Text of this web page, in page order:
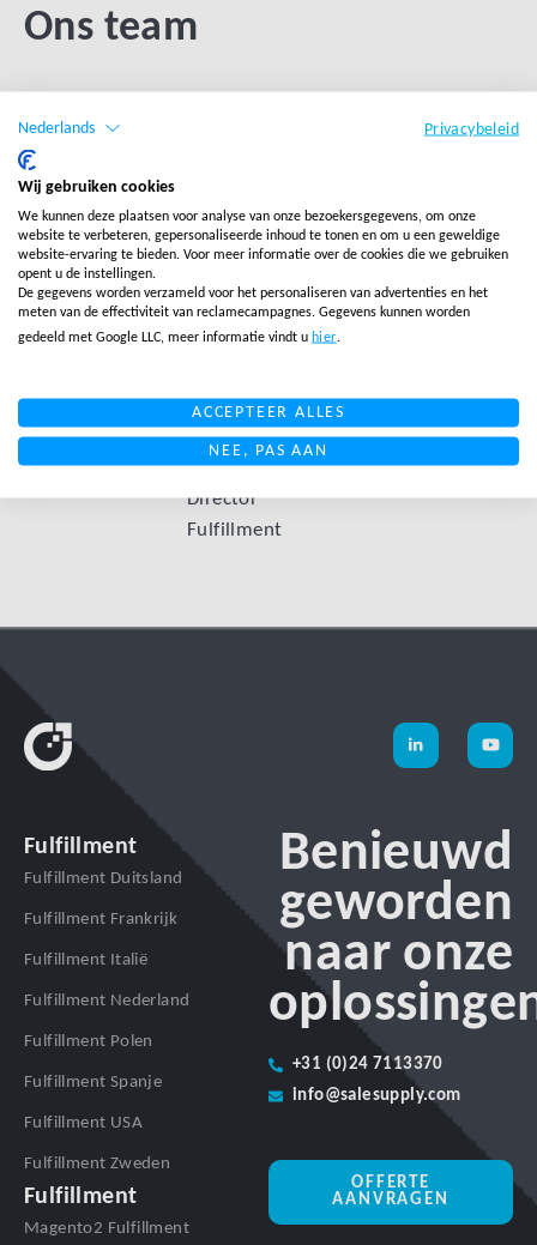
Ons team
Hans
Siebum
Managing Director
Timon
van den
Berg
Director
Fulfillment
Devlinn
van Loon
Head of Quality
Fulfillment
Fulfillment Duitsland
Fulfillment Frankrijk
Fulfillment Italië
Fulfillment Nederland
Fulfillment Polen
Fulfillment Spanje
Fulfillment USA
Fulfillment Zweden
Fulfillment
Magento2 Fulfillment
Benieuwd
geworden
naar onze
+31 (0)24 7113370
info@salesupply.com
OFFERTE
AANVRAGEN
Nederlands Privacybeleid
Wij gebruiken cookies
We kunnen deze plaatsen voor analyse van onze bezoekersgegevens, om onze
website te verbeteren, gepersonaliseerde inhoud te tonen en om u een geweldige
website-ervaring te bieden. Voor meer informatie over de cookies die we gebruiken
opent u de instellingen.
De gegevens worden verzameld voor het personaliseren van advertenties en het
meten van de effectiviteit van reclamecampagnes. Gegevens kunnen worden
gedeeld met Google LLC, meer informatie vindt u hier.
ACCEPTEER ALLES
NEE, PAS AAN